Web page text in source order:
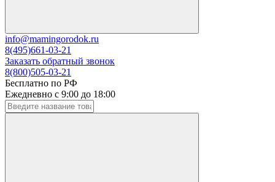
info@mamingorodok.ru
8(495)661-03-21
Заказать обратный звонок
8(800)505-03-21
Бесплатно по РФ
Ежедневно с 9:00 до 18:00